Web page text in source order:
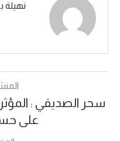
نهيلة
سحر الصديقي :
على